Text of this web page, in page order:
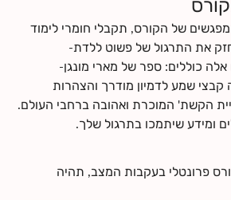
החזרי ביטוח
של הקורס, תקבלי חומרי לימוד
את התרגול של פשוט ללדת-
אלה כוללים: ספר של מארי מונגן-
קבצי שמע לדמיון מודרך והצהרות
הקשת' המוכרת ואהובה ברחבי העולם.
ומידע שיתמכו בתרגול שלך.
פרונטלי בעקבות המצב, תהיה